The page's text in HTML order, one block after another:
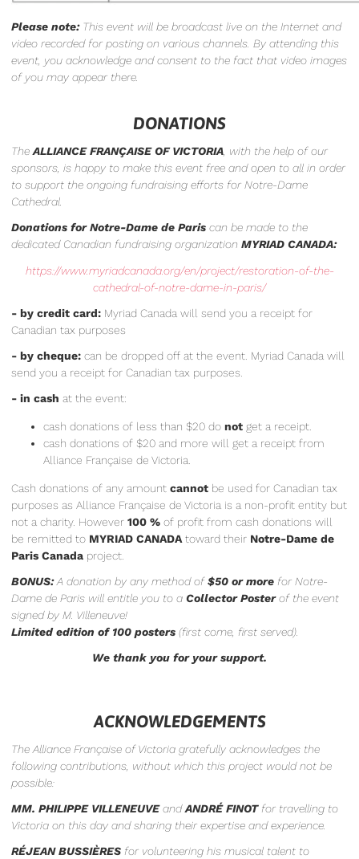
Please note: This event will be broadcast live on the Internet and
video recorded for posting on various channels. By attending this
event, you acknowledge and consent to the fact that video images
of you may appear there.
DONATIONS
The ALLIANCE FRANÇAISE OF VICTORIA , with the help of our
sponsors, is happy to make this event free and open to all in order
to support the ongoing fundraising efforts for Notre-Dame
Cathedral.
Donations for Notre-Dame de Paris can be made to the
dedicated Canadian fundraising organization MYRIAD CANADA:
https://www.myriadcanada.org/en/project/restoration-of-the-
cathedral-of-notre-dame-in-paris/
- by credit card: Myriad Canada will send you a receipt for
Canadian tax purposes
- by cheque: can be dropped off at the event. Myriad Canada will
send you a receipt for Canadian tax purposes.
- in cash at the event:
cash donations of less than $20 do not get a receipt.
cash donations of $20 and more will get a receipt from
Alliance Française de Victoria.
Cash donations of any amount cannot be used for Canadian tax
purposes as Alliance Française de Victoria is a non-profit entity but
not a charity. However 100 % of profit from cash donations will
be remitted to MYRIAD CANADA toward their Notre-Dame de
Paris Canada project.
BONUS:A donation by any method of $50 or more for Notre-
Dame de Paris will entitle you to a Collector Poster of the event
signed by M. Villeneuve!
Limited edition of 100 posters (first come, first served).
We thank you for your support.
ACKNOWLEDGEMENTS
The Alliance Française of Victoria gratefully acknowledges the
following contributions, without which this project would not be
possible:
MM. PHILIPPE VILLENEUVE and ANDRÉ FINOT for travelling to
Victoria on this day and sharing their expertise and experience.
RÉJEAN BUSSIÈRES for volunteering his musical talent to